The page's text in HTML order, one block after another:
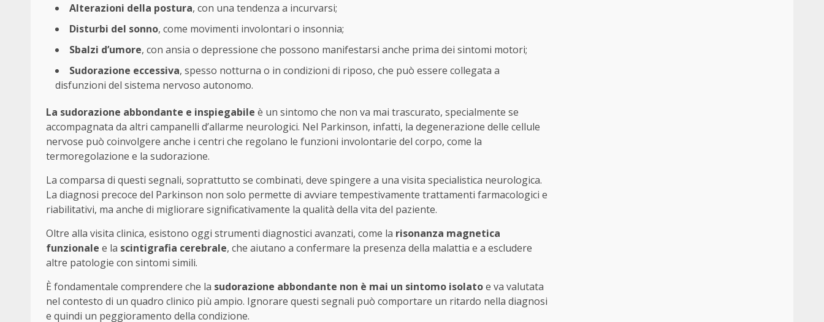
Alterazioni della postura, con una tendenza a incurvarsi;
Disturbi del sonno, come movimenti involontari o insonnia;
Sbalzi d’umore, con ansia o depressione che possono manifestarsi anche prima dei sintomi motori;
Sudorazione eccessiva, spesso notturna o in condizioni di riposo, che può essere collegata a
disfunzioni del sistema nervoso autonomo.
La sudorazione abbondante e inspiegabile è un sintomo che non va mai trascurato, specialmente se
accompagnata da altri campanelli d’allarme neurologici. Nel Parkinson, infatti, la degenerazione delle cellule
nervose può coinvolgere anche i centri che regolano le funzioni involontarie del corpo, come la
termoregolazione e la sudorazione.
La comparsa di questi segnali, soprattutto se combinati, deve spingere a una visita specialistica neurologica.
La diagnosi precoce del Parkinson non solo permette di avviare tempestivamente trattamenti farmacologici e
riabilitativi, ma anche di migliorare significativamente la qualità della vita del paziente.
Oltre alla visita clinica, esistono oggi strumenti diagnostici avanzati, come la risonanza magnetica
funzionale e la scintigrafia cerebrale, che aiutano a confermare la presenza della malattia e a escludere
altre patologie con sintomi simili.
È fondamentale comprendere che la sudorazione abbondante non è mai un sintomo isolatoe va valutata
nel contesto di un quadro clinico più ampio. Ignorare questi segnali può comportare un ritardo nella diagnosi
e quindi un peggioramento della condizione.